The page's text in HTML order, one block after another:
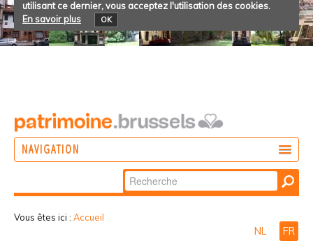
utilisant ce dernier, vous acceptez l'utilisation des cookies.
En savoir plus
OK
NAVIGATION
Chercher par
Recherche
Vous êtes ici : Accueil
NL FR